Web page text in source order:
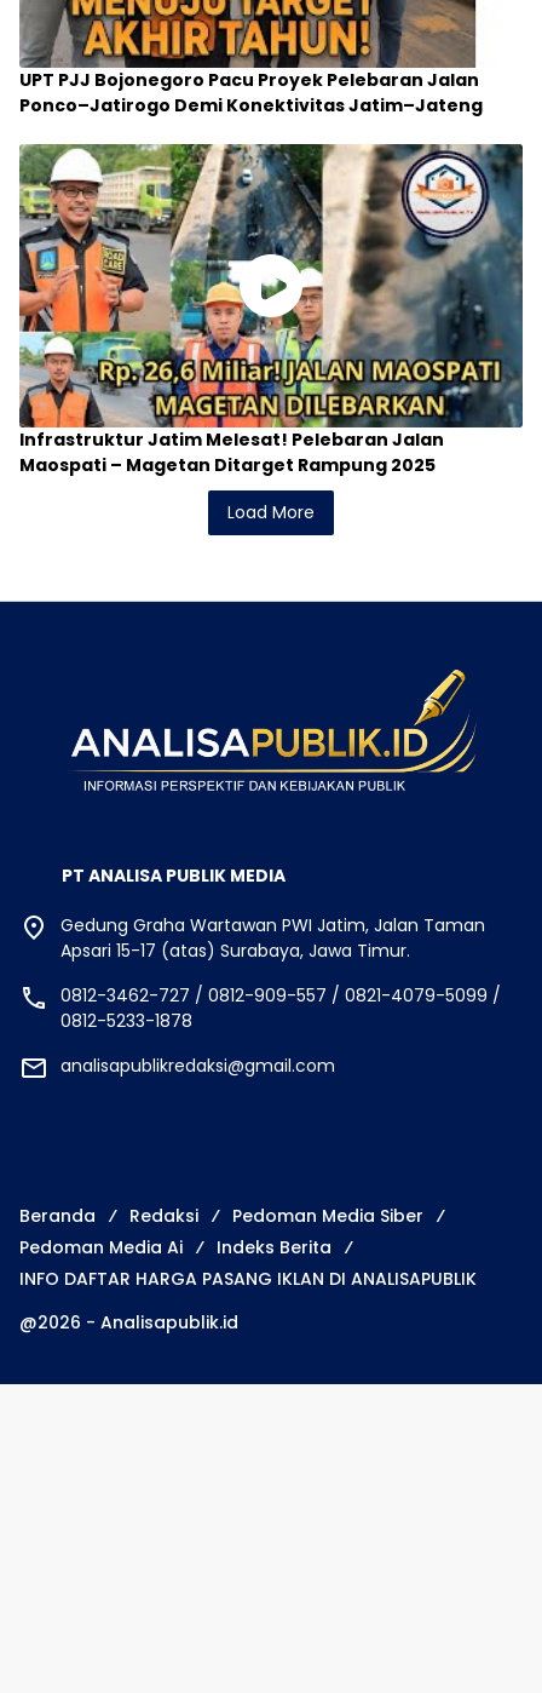
UPT PJJ Bojonegoro Pacu Proyek Pelebaran Jalan
Ponco–Jatirogo Demi Konektivitas Jatim–Jateng
Infrastruktur Jatim Melesat! Pelebaran Jalan
Maospati – Magetan Ditarget Rampung 2025
Load More
PT ANALISA PUBLIK MEDIA
Gedung Graha Wartawan PWI Jatim, Jalan Taman
Apsari 15-17 (atas) Surabaya, Jawa Timur.
0812-3462-727 / 0812-909-557 / 0821-4079-5099 /
0812-5233-1878
analisapublikredaksi@gmail.com
Beranda Redaksi
Pedoman Media Siber
Pedoman Media Ai
Indeks Berita
INFO DAFTAR HARGA PASANG IKLAN DI ANALISAPUBLIK
@2026 - Analisapublik.id